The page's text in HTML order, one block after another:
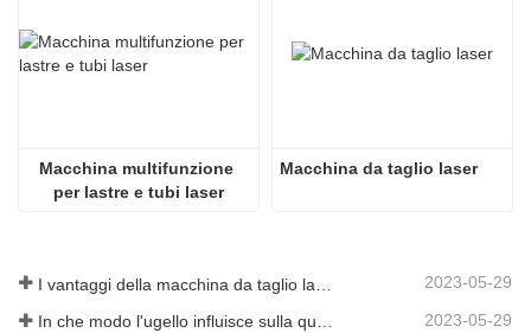
Macchina multifunzione
per lastre e tubi laser
Macchina da taglio laser
2023-05-29
2023-05-29